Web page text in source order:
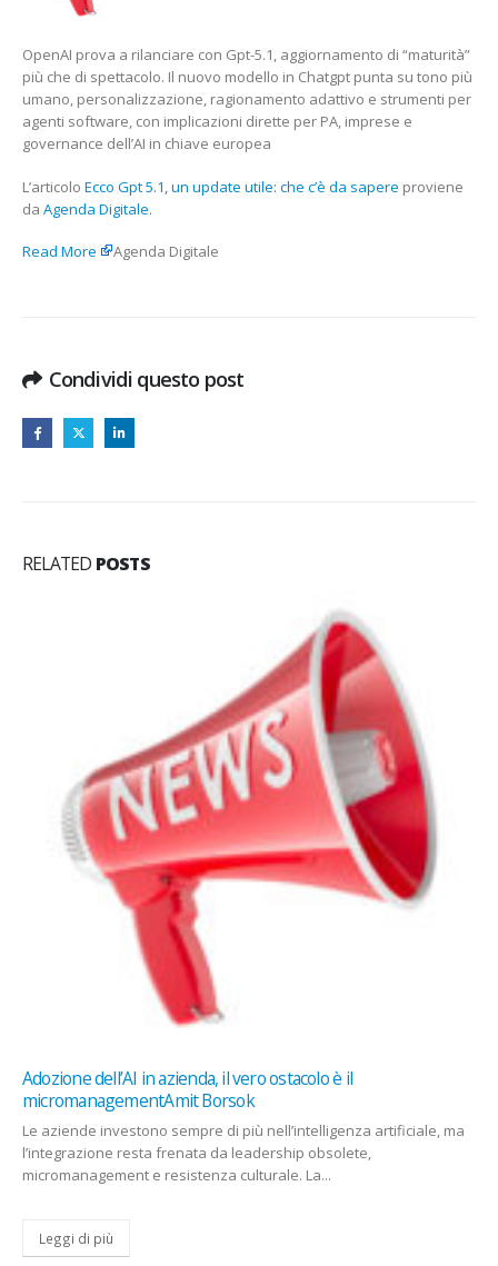
OpenAI prova a rilanciare con Gpt-5.1, aggiornamento di “maturità”
più che di spettacolo. Il nuovo modello in Chatgpt punta su tono più
umano, personalizzazione, ragionamento adattivo e strumenti per
agenti software, con implicazioni dirette per PA, imprese e
governance dell’AI in chiave europea
L’articolo Ecco Gpt 5.1, un update utile: che c’è da sapere proviene
da Agenda Digitale.
Read More Agenda Digitale
Condividi questo post
RELATED POSTS
Adozione dell’AI in azienda, il vero ostacolo è il
micromanagementAmit Borsok
Le aziende investono sempre di più nell’intelligenza artificiale, ma
l’integrazione resta frenata da leadership obsolete,
micromanagement e resistenza culturale. La...
Leggi di più